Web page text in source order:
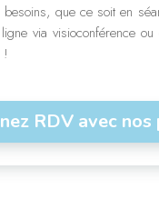
que ce soit en
via visioconférence
!
RDV avec